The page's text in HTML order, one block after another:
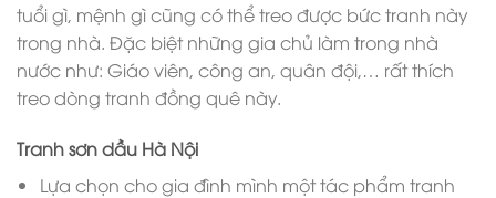
tuổi gì, mệnh gì cũng có thể treo được bức tranh này
trong nhà. Đặc biệt những gia chủ làm trong nhà
nước như: Giáo viên, công an, quân đội,… rất thích
treo dòng tranh đồng quê này.
Tranh sơn dầu Hà Nội
Lựa chọn cho gia đình mình một tác phẩm tranh